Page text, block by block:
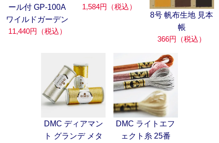
ール付 GP-100A
ワイルドガーデン
11,440円（税込）
1,584円（税込）
8号 帆布生地 見本
帳
366円（税込）
DMC ディアマン
ト グランデ メタ
DMC ライトエフ
ェクト糸 25番